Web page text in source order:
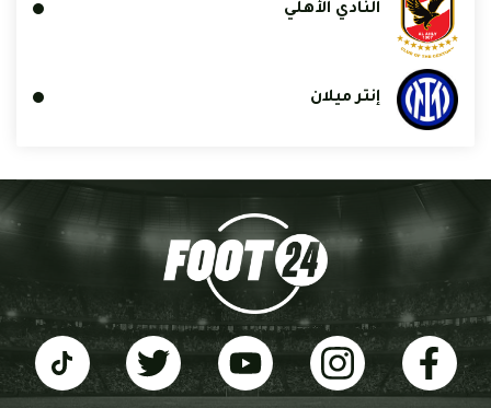
النادي الأهلي
إنتر ميلان